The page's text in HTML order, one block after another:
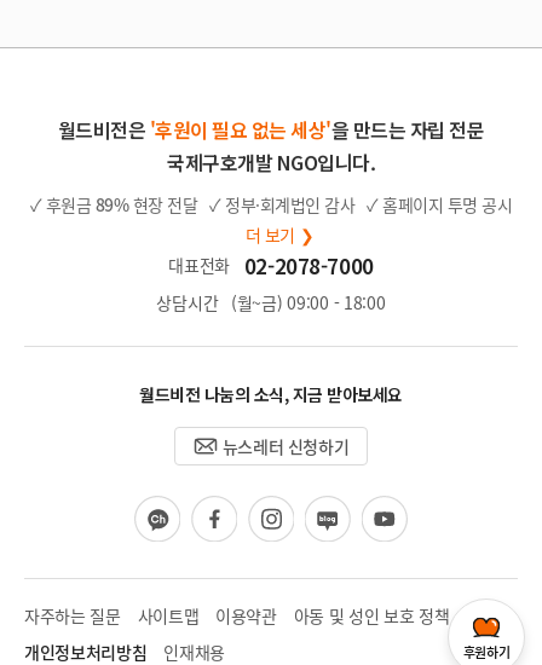
월드비전은 '후원이 필요 없는 세상'을 만드는 자립 전문
국제구호개발 NGO입니다.
✓ 후원금 89%현장 전달 ✓ 정부·회계법인 감사 ✓ 홈페이지 투명 공시
더 보기 ❯
대표전화
02-2078-7000
상담시간 (월~금) 09:00 - 18:00
월드비전 나눔의 소식, 지금 받아보세요
뉴스레터 신청하기
카
카
채
널
페
이
북
인
스
그
램
블
로
유
튜
자주하는 질문 사이트맵 이용약관
아동 및 성인 보호 정책
개인정보처리방침
인재채용 후원하기